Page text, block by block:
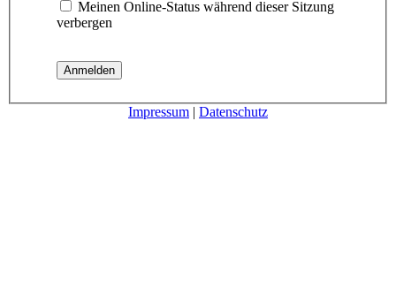
Meinen Online-Status während dieser Sitzung
verbergen
Impressum | Datenschutz